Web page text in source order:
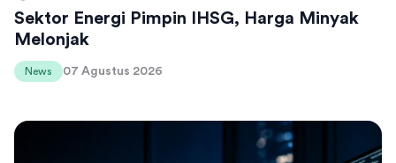
Sektor Energi Pimpin IHSG, Harga Minyak
Melonjak
News 07 Agustus 2026